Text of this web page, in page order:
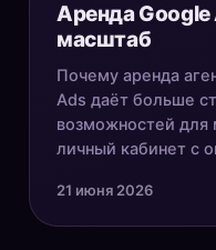
Аренда Google
масштаб
Почему аренда
Ads даёт больше
возможностей для
личный кабинет с
21 июня 2026